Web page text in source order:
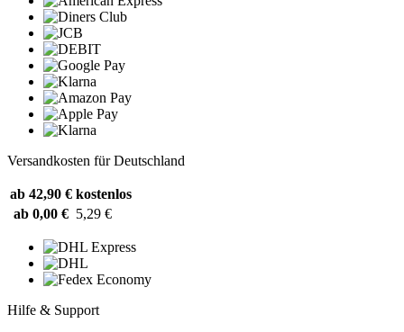
Versandkosten für Deutschland
ab 42,90 € kostenlos
ab 0,00 € 5,29 €
Hilfe & Support